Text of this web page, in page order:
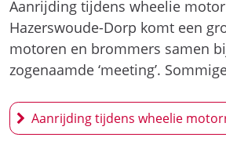
Aanrijding tijdens wheelie
Hazerswoude-Dorp komt een
motoren en brommers samen
zogenaamde ‘meeting’.
Aanrijding tijdens wheelie